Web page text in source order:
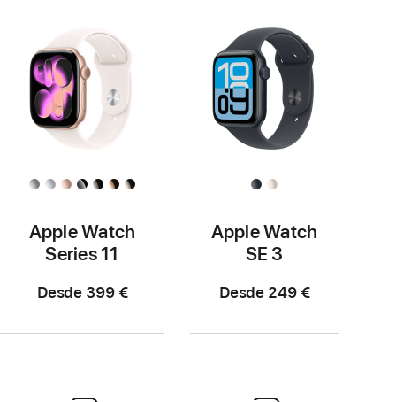
Apple Watch
Series 11
Desde 399 €
Apple Watch
SE 3
Desde 249 €